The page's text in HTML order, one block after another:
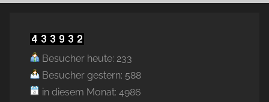
Besucher heute: 233
Besucher gestern: 588
in diesem Monat: 4986